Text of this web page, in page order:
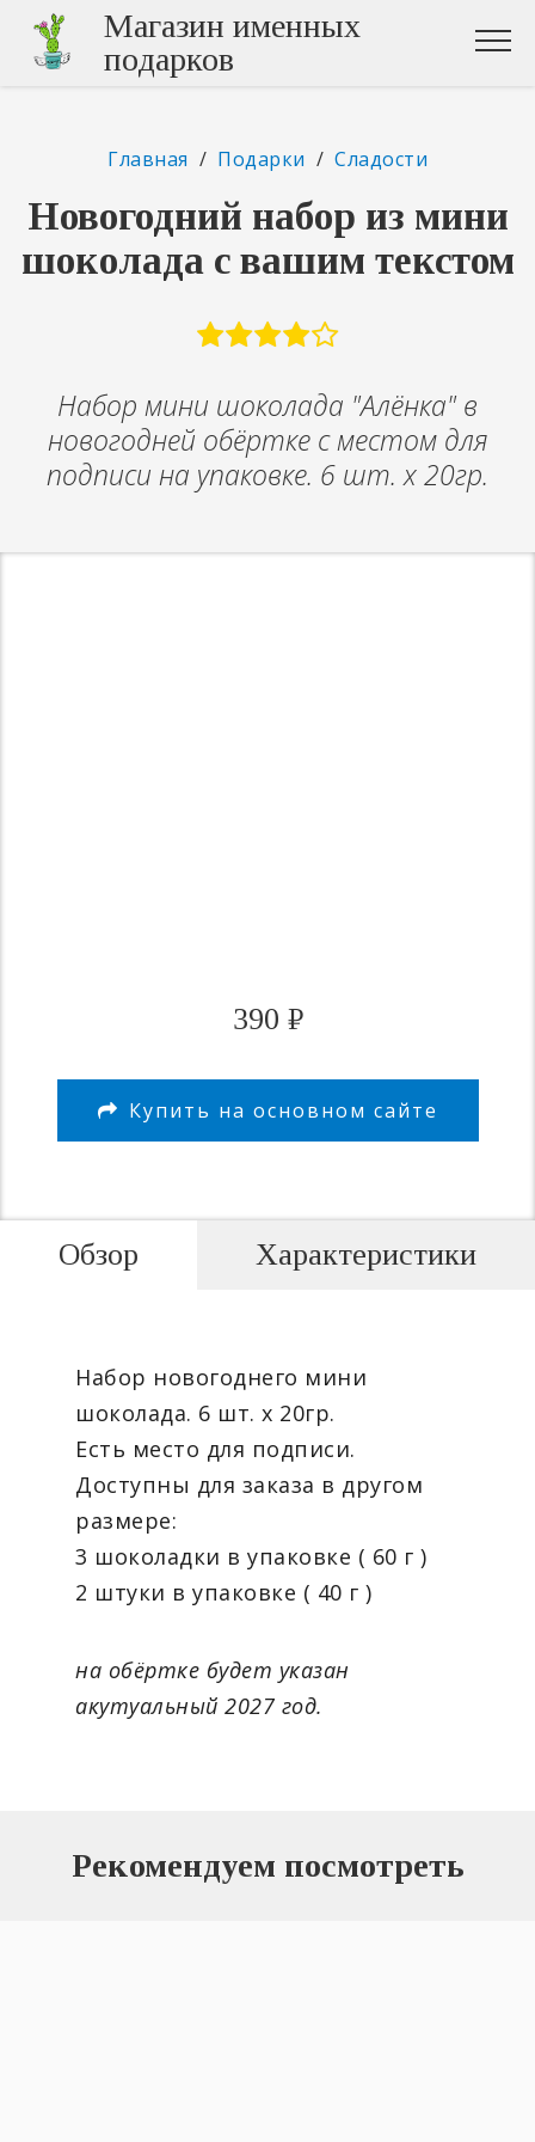
Магазин именных
подарков
Главная / Подарки / Сладости
Новогодний набор из мини
шоколада с вашим текстом
Набор мини шоколада "Алёнка" в
новогодней обёртке с местом для
подписи на упаковке. 6 шт. х 20гр.
390 ₽
Купить на основном сайте
Обзор
Набор новогоднего мини
шоколада. 6 шт. х 20гр.
Есть место для подписи.
Доступны для заказа в другом
размере:
3 шоколадки в упаковке ( 60 г )
2 штуки в упаковке ( 40 г )
на обёртке будет указан
акутуальный 2027 год.
Характеристики
Рекомендуем посмотреть